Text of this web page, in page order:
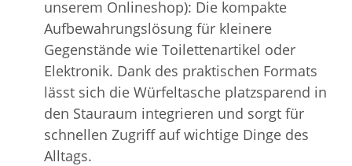
unserem Onlineshop): Die kompakte
Aufbewahrungslösung für kleinere
Gegenstände wie Toilettenartikel oder
Elektronik. Dank des praktischen Formats
lässt sich die Würfeltasche platzsparend in
den Stauraum integrieren und sorgt für
schnellen Zugriff auf wichtige Dinge des
Alltags.